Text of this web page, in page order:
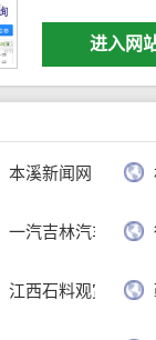
进入网
本溪新闻网
一汽吉林汽车有限
江西石料观赏网